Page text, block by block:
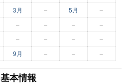
3月 – 5月
–
– – – –
– – –
–
9月 – – –
基本情報